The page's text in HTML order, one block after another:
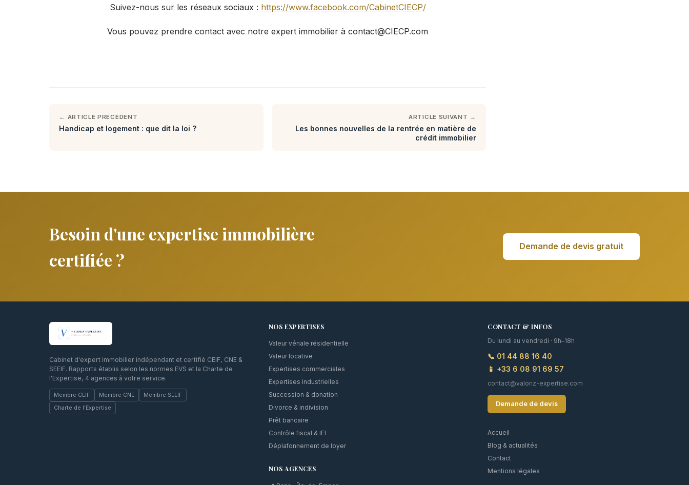
Suivez-nous sur les réseaux sociaux : https://www.facebook.com/CabinetCIECP/
Vous pouvez prendre contact avec notre expert immobilier à contact@CIECP.com
← ARTICLE PRÉCÉDENT
Handicap et logement : que dit la loi ?
ARTICLE SUIVANT →
Les bonnes nouvelles de la rentrée en matière de
crédit immobilier
Besoin d'une expertise immobilière
certifiée ?
Demande de devis gratuit
Cabinet d'expert immobilier indépendant et certifié CEIF, CNE &
SEEIF. Rapports établis selon les normes EVS et la Charte de
l'Expertise, 4 agences à votre service.
Membre CEIF Membre CNE
Membre SEEIF
Charte de l'Expertise
NOS EXPERTISES
Valeur vénale résidentielle
Valeur locative
Expertises commerciales
Expertises industrielles
Succession & donation
Divorce & indivision
Prêt bancaire
Contrôle fiscal & IFI
Déplafonnement de loyer
NOS AGENCES
CONTACT & INFOS
Du lundi au vendredi · 9h–18h
📞 01 44 88 16 40
📱 +33 6 08 91 69 57
contact@valoriz-expertise.com
Demande de devis
Accueil
Blog & actualités
Contact
Mentions légales